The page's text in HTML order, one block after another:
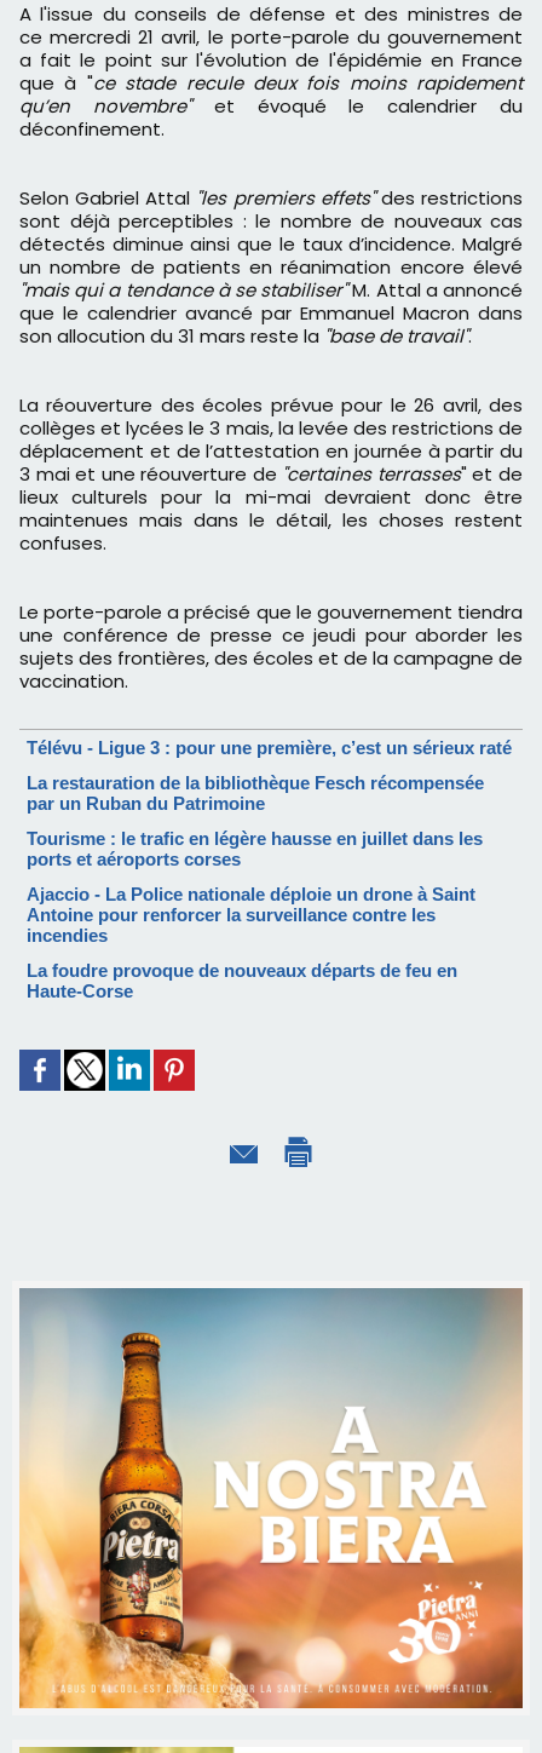
A l'issue du conseils de défense et des ministres de
ce mercredi 21 avril, le porte-parole du gouvernement
a fait le point sur l'évolution de l'épidémie en France
que à "ce stade recule deux fois moins rapidement
qu’en novembre" et évoqué le calendrier du
déconfinement.
Selon Gabriel Attal "les premiers effets"des restrictions
sont déjà perceptibles : le nombre de nouveaux cas
détectés diminue ainsi que le taux d’incidence. Malgré
un nombre de patients en réanimation encore élevé
"mais qui a tendance à se stabiliser"M. Attal a annoncé
que le calendrier avancé par Emmanuel Macron dans
son allocution du 31 mars reste la "base de travail".
La réouverture des écoles prévue pour le 26 avril, des
collèges et lycées le 3 mais, la levée des restrictions de
déplacement et de l’attestation en journée à partir du
3 mai et une réouverture de "certaines terrasses" et de
lieux culturels pour la mi-mai devraient donc être
maintenues mais dans le détail, les choses restent
confuses.
Le porte-parole a précisé que le gouvernement tiendra
une conférence de presse ce jeudi pour aborder les
sujets des frontières, des écoles et de la campagne de
vaccination.
Télévu - Ligue 3 : pour une première, c’est un sérieux raté
La restauration de la bibliothèque Fesch récompensée
par un Ruban du Patrimoine
Tourisme : le trafic en légère hausse en juillet dans les
ports et aéroports corses
Ajaccio - La Police nationale déploie un drone à Saint
Antoine pour renforcer la surveillance contre les
incendies
La foudre provoque de nouveaux départs de feu en
Haute-Corse